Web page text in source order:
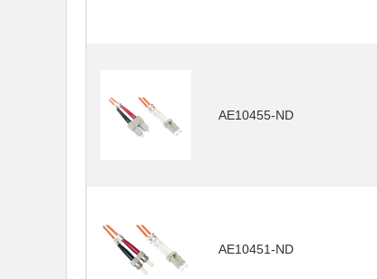
AE10455-ND
AE10451-ND